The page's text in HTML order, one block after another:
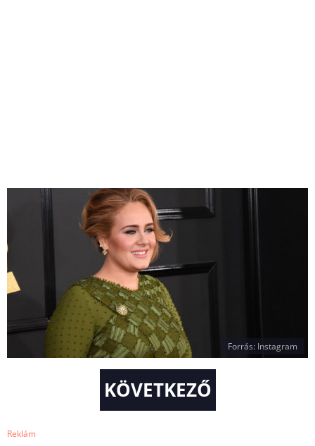
Forrás: Instagram
KÖVETKEZŐ
Reklám